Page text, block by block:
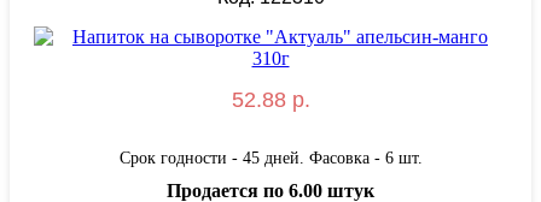
52.88 р.
Срок годности - 45 дней. Фасовка - 6 шт.
Продается по 6.00 штук